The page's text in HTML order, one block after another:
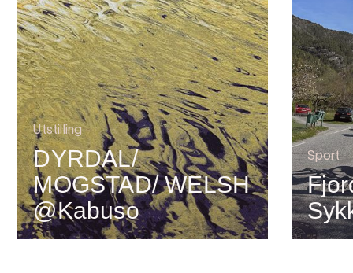
Utstilling
DYRDAL/
MOGSTAD/ WELSH
@Kabuso
Sport